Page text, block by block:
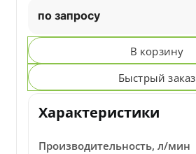
по запросу
В корзину
Быстрый заказ
Характеристики
Производительность, л/мин